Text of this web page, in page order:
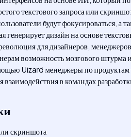
текстового запроса или
будут фокусироваться, а
дизайн на основе
для дизайнеров,
возможность мозгового
Uizard менеджеры по продуктам
в командах
скриншота